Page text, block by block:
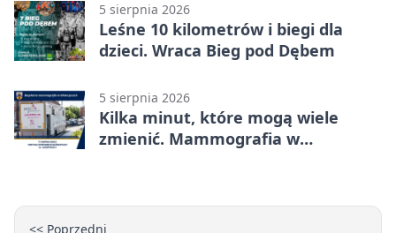
5 sierpnia 2026
Leśne 10 kilometrów i biegi dla
dzieci. Wraca Bieg pod Dębem
5 sierpnia 2026
Kilka minut, które mogą wiele
zmienić. Mammografia w
<< Poprzedni